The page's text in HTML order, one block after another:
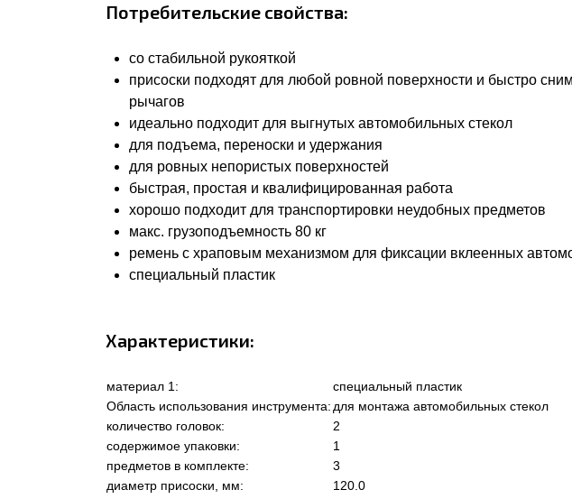
Потребительские свойства:
со стабильной рукояткой
присоски подходят для любой ровной поверхности и быстро
рычагов
идеально подходит для выгнутых автомобильных стекол
для подъема, переноски и удержания
для ровных непористых поверхностей
быстрая, простая и квалифицированная работа
хорошо подходит для транспортировки неудобных предметов
макс. грузоподъемность 80 кг
ремень с храповым механизмом для фиксации вклеенных
специальный пластик
Характеристики:
материал 1:
специальный пластик
Область использования инструмента: для монтажа автомобильных стекол
количество головок:
2
содержимое упаковки:
1
предметов в комплекте:
3
диаметр присоски, мм:
120.0